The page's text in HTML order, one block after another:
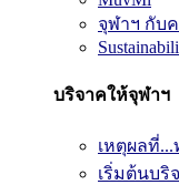
จุฬาฯ กับ
บริจาคให้จุฬาฯ
เหตุผลที่
เริ่มต้นบริ